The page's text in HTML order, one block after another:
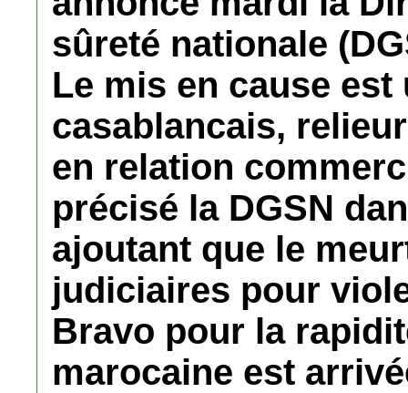
sûreté nationale
Le mis en cause est
casablancais,
en relation
précisé la DGSN
ajoutant que le
judiciaires pour
Bravo pour la
marocaine est